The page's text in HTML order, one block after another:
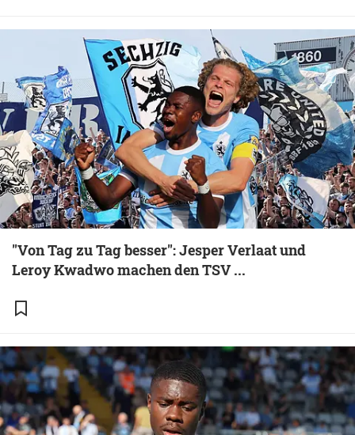
"Von Tag zu Tag besser": Jesper Verlaat und
Leroy Kwadwo machen den TSV ...